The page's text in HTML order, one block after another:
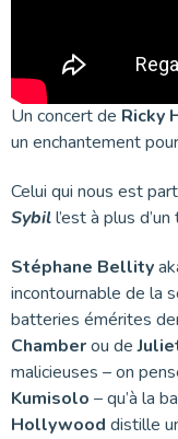
Un concert de Ricky
un enchantement
Celui qui nous est
Sybill’est à plus
Stéphane Bellity
incontournable de la
batteries émérites
Chamberou de
malicieuses – on
Kumisolo – qu’à la
Hollywood distille